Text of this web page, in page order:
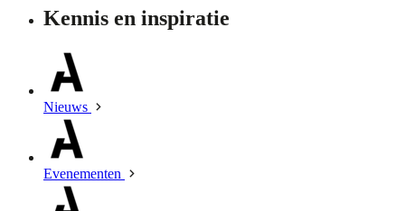
Kennis en inspiratie
Nieuws
Evenementen